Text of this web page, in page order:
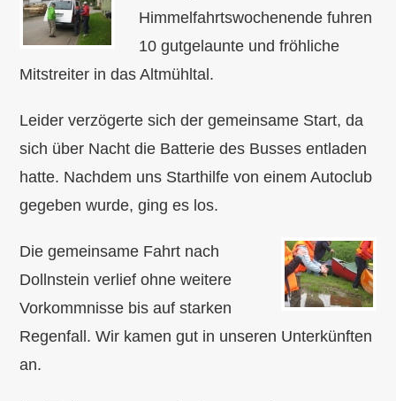
Himmelfahrtswochenende fuhren
10 gutgelaunte und fröhliche
Mitstreiter in das Altmühltal.
Leider verzögerte sich der gemeinsame Start, da
sich über Nacht die Batterie des Busses entladen
hatte. Nachdem uns Starthilfe von einem Autoclub
gegeben wurde, ging es los.
Die gemeinsame Fahrt nach
Dollnstein verlief ohne weitere
Vorkommnisse bis auf starken
Regenfall. Wir kamen gut in unseren Unterkünften
an.